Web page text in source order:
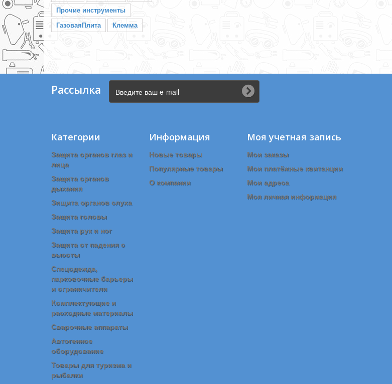
Прочие инструменты
ГазоваяПлита
Клемма
Рассылка
Категории
Защита органов глаз и
лица
Защита органов
дыхания
Зищита органов слуха
Защита головы
Защита рук и ног
Защита от падения с
высоты
Спецодежда,
парковочные барьеры
и ограничители
Комплектующие и
расходные материалы
Сварочные аппараты
Автогенное
оборудование
Товары для туризма и
рыбалки
Информация
Новые товары
Популярные товары
О компании
Моя учетная запись
Мои заказы
Мои платёжные квитанции
Мои адреса
Моя личная информация